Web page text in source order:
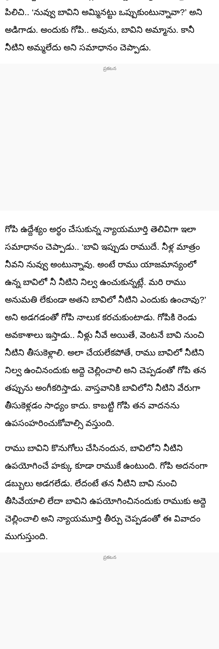
పిలిచి.. ‘నువ్వు బావిని అమ్మినట్టు ఒప్పుకుంటున్నావా?’ అని
అడిగాడు. అందుకు గోపి.. అవును, బావిని అమ్మాను. కానీ
నీటిని అమ్మలేదు అని సమాధానం చెప్పాడు.
గోపి ఉద్దేశ్యం అర్ధం చేసుకున్న న్యాయమూర్తి తెలివిగా ఇలా
సమాధానం చెప్పాడు.. ‘బావి ఇప్పుడు రాముదే. నీళ్ల మాత్రం
నీవని నువ్వు అంటున్నావు. అంటే రాము యాజమాన్యంలో
ఉన్న బావిలో నీ నీటిని నిల్వ ఉంచుకున్నట్లే. మరి రాము
అనుమతి లేకుండా అతని బావిలో నీటిని ఎందుకు ఉంచావు?’
అని అడగడంతో గోపి నాలుక కరచుకుంటాడు. గోపికి రెండు
అవకాశాలు ఇస్తాడు.. నీళ్లు నీవే అయితే, వెంటనే బావి నుంచి
నీటిని తీసుకెళ్లాలి. అలా చేయలేకపోతే, రాము బావిలో నీటిని
నిల్వ ఉంచినందుకు అద్దె చెల్లించాలి అని చెప్పడంతో గోపి తన
తప్పును అంగీకరిస్తాడు. వాస్తవానికి బావిలోని నీటిని వేరుగా
తీసుకెళ్లడం సాధ్యం కాదు. కాబట్టి గోపి తన వాదనను
ఉపసంహరించుకోవాల్సి వస్తుంది.
రాము బావిని కొనుగోలు చేసినందున, బావిలోని నీటిని
ఉపయోగించే హక్కు కూడా రాముకే ఉంటుంది. గోపి అదనంగా
డబ్బులు అడగలేడు. లేదంటే తన నీటిని బావి నుంచి
తీసివేయాలి లేదా బావిని ఉపయోగించినందుకు రాముకు అద్దె
చెల్లించాలి అని న్యాయమూర్తి తీర్పు చెప్పడంతో ఈ వివాదం
ముగుస్తుంది.